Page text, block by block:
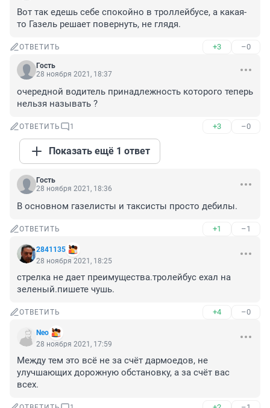
Вот так едешь себе спокойно в троллейбусе, а какая-
то Газель решает повернуть, не глядя.
ОТВЕТИТЬ +3 –0
Гость
28 ноября 2021, 18:37
очередной водитель принадлежность которого теперь
нельзя называть ?
ОТВЕТИТЬ 1 +3 –0
Показать ещё 1 ответ
Гость
28 ноября 2021, 18:36
В основном газелисты и таксисты просто дебилы.
ОТВЕТИТЬ +1 –1
2841135
28 ноября 2021, 18:25
стрелка не дает преимущества.тролейбус ехал на
зеленый.пишете чушь.
ОТВЕТИТЬ +4 –0
Nео
28 ноября 2021, 17:59
Между тем это всё не за счёт дармоедов, не
улучшающих дорожную обстановку, а за счёт вас
всех.